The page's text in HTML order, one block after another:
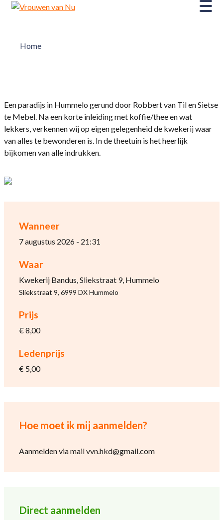
Home
Wanneer
7 augustus 2026 - 21:31
Waar
Kwekerij Bandus, Sliekstraat 9, Hummelo
Sliekstraat 9, 6999 DX Hummelo
Prijs
€ 8,00
Ledenprijs
€ 5,00
Hoe moet ik mij aanmelden?
Aanmelden via mail vvn.hkd@gmail.com
Direct aanmelden
Een paradijs in Hummelo gerund door Robbert van Til en Sietse
te Mebel. Na een korte inleiding met koffie/thee en wat
lekkers, verkennen wij op eigen gelegenheid de kwekerij waar
van alles te bewonderen is. In de theetuin is het heerlijk
bijkomen van alle indrukken.